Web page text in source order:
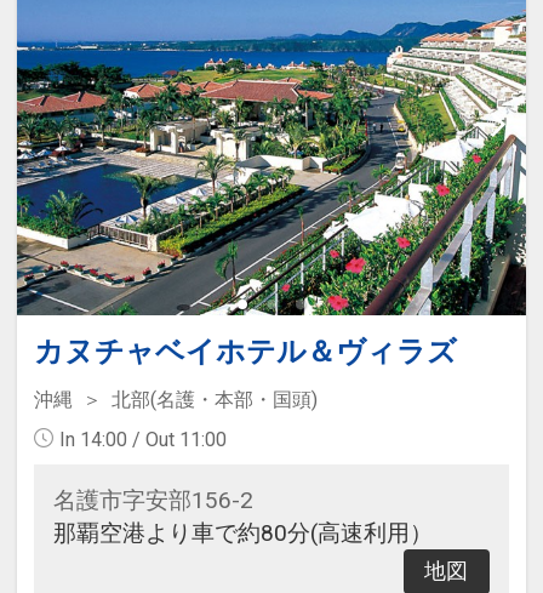
カヌチャベイホテル＆ヴィラズ
沖縄
北部(名護・本部・国頭)
In 14:00 / Out 11:00
名護市字安部156-2
那覇空港より車で約80分(高速利用）
地図